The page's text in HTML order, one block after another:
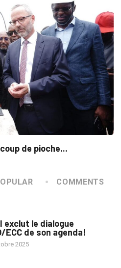
Kinshasa :...
COMMENTS
exclut le dialogue
ECC de son agenda!
2025